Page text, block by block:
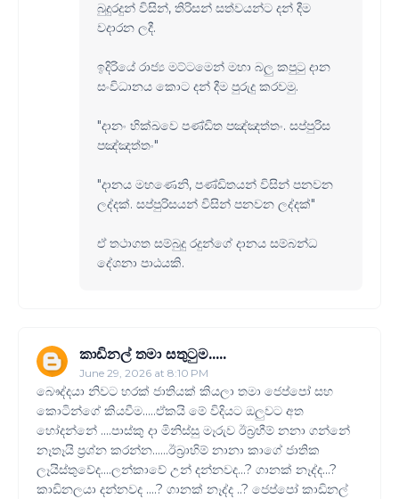
බුදුරදුන් විසින්, තිරිසන් සත්වයන්ට දන් දීම
වදාරන ලදී.
ඉදිරියේ රාජ්‍ය මට්ටමෙන් මහා බලු කපුටු දාන
සංවිධානය කොට දන් දීම පුරුදු කරවමු.
"දානං භික්ඛවෙ පණ්ඩිත පඤ්ඤත්තං. සප්පුරිස
පඤ්ඤත්තං"
"දානය මහණෙනි, පණ්ඩිතයන් විසින් පනවන
ලද්දක්. සප්පුරිසයන් විසින් පනවන ලද්දක්"
ඒ තථාගත සම්බුදු රදුන්ගේ දානය සම්බන්ධ
දේශනා පාඨයකි.
කාඩිනල් තමා සතුටුම.....
June 29, 2026 at 8:10 PM
බෞද්දයා නිවට හරක් ජාතියක් කියලා තමා ජෙප්පෝ සහ
කොටින්ගේ කියවීම.....ඒකයි මේ විදියට ඔලුවට අත
හෝදන්නේ ....පාස්කු දා මිනිස්සු මෑරුව ඊබ්‍රහීම් නනා ගන්නේ
නෑතෑයි ප්‍රශ්න කරන්න......ඊබ්‍රාහිම් නානා කාගේ ජාතික
ලෑයිස්තුවේද....ලන්කාවේ උන් දන්නවද...? ගානක් නෑද්ද...?
කාඩිනලයා දන්නවද ....? ගානක් නෑද්ද ..? ජෙප්පෝ කාඩිනල්